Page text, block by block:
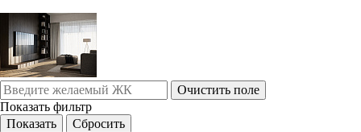
Очистить поле
Показать фильтр